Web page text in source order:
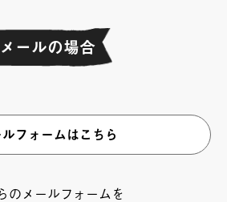
メールの場合
ルフォームはこちら
のメールフォームを